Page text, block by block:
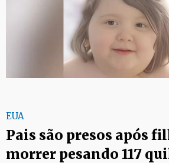
EUA
Pais são presos após
morrer pesando 117